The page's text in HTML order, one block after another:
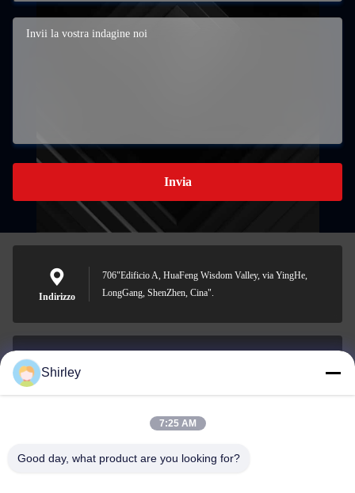
Invia
Indirizzo
706"Edificio A, HuaFeng Wisdom Valley, via YingHe,
LongGang, ShenZhen, Cina".
0086-18148506772
Shirley
7:25 AM
Good day, what product are you looking for?